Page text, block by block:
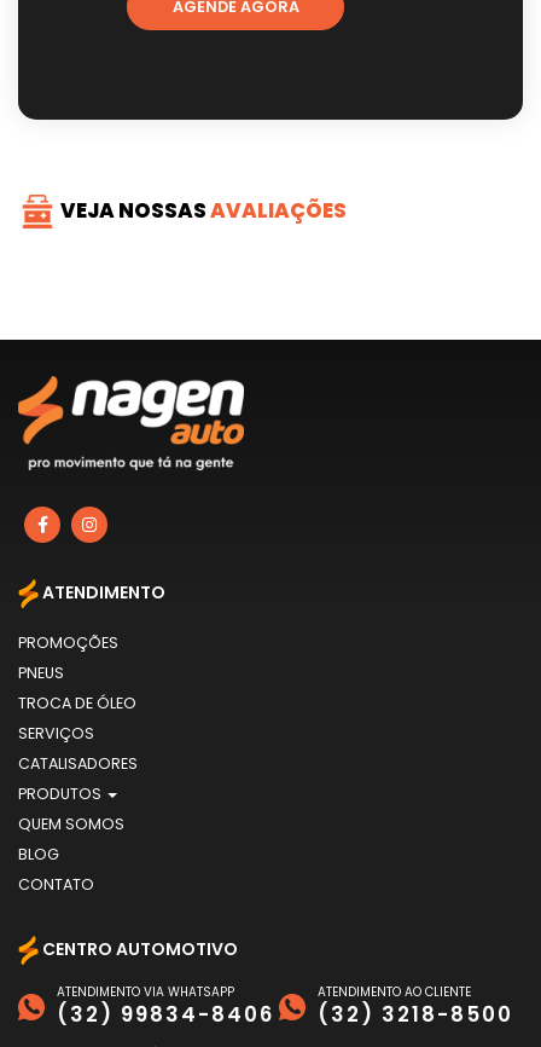
AGENDE AGORA
VEJA NOSSASAVALIAÇÕES
ATENDIMENTO
PROMOÇÕES
PNEUS
TROCA DE ÓLEO
SERVIÇOS
CATALISADORES
PRODUTOS
QUEM SOMOS
BLOG
CONTATO
CENTRO AUTOMOTIVO
ATENDIMENTO VIA WHATSAPP
(32) 99834-8406
ATENDIMENTO AO CLIENTE
(32) 3218-8500